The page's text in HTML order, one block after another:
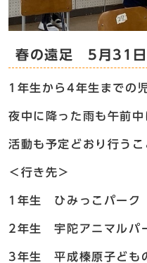
春の遠足 5月31日
1年生から4年生までの
夜中に降った雨も午前
活動も予定どおり行うこ
＜行き先＞
1年生 ひみっこパーク
2年生 宇陀アニマルパ
3年生 平成榛原子ども